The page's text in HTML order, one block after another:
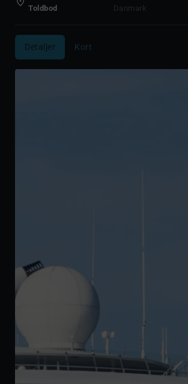
Toldbod
Danmark
Detaljer Kort